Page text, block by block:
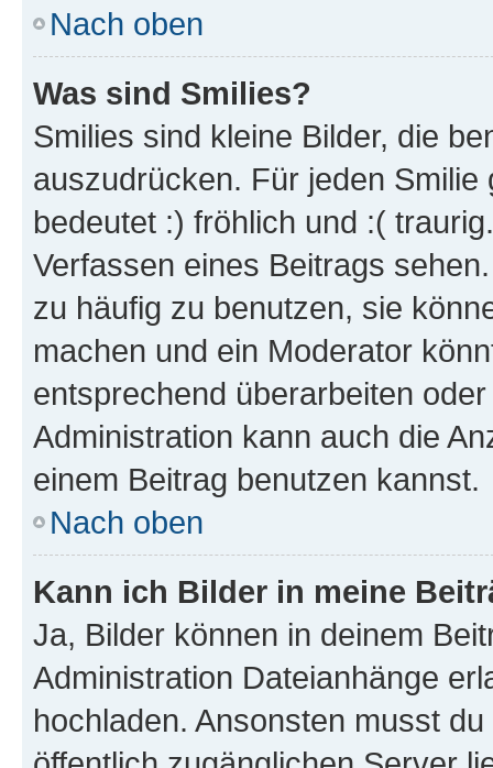
Nach oben
Was sind Smilies?
Smilies sind kleine Bilder, die
auszudrücken. Für jeden
bedeutet :) fröhlich und :(
Verfassen eines Beitrags
zu häufig zu benutzen, sie
machen und ein Moderator
entsprechend überarbeiten
Administration kann auch die
einem Beitrag benutzen kannst.
Nach oben
Kann ich Bilder in meine
Ja, Bilder können in deinem
Administration Dateianhänge
hochladen. Ansonsten musst